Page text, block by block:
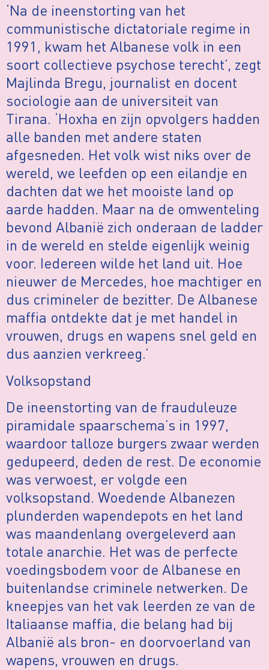
‘Na de ineenstorting van het
communistische dictatoriale regime in
1991, kwam het Albanese volk in een
soort collectieve psychose terecht’, zegt
Majlinda Bregu, journalist en docent
sociologie aan de universiteit van
Tirana. ‘Hoxha en zijn opvolgers hadden
alle banden met andere staten
afgesneden. Het volk wist niks over de
wereld, we leefden op een eilandje en
dachten dat we het mooiste land op
aarde hadden. Maar na de omwenteling
bevond Albanië zich onderaan de ladder
in de wereld en stelde eigenlijk weinig
voor. Iedereen wilde het land uit. Hoe
nieuwer de Mercedes, hoe machtiger en
dus crimineler de bezitter. De Albanese
maffia ontdekte dat je met handel in
vrouwen, drugs en wapens snel geld en
dus aanzien verkreeg.’
Volksopstand
De ineenstorting van de frauduleuze
piramidale spaarschema’s in 1997,
waardoor talloze burgers zwaar werden
gedupeerd, deden de rest. De economie
was verwoest, er volgde een
volksopstand. Woedende Albanezen
plunderden wapendepots en het land
was maandenlang overgeleverd aan
totale anarchie. Het was de perfecte
voedingsbodem voor de Albanese en
buitenlandse criminele netwerken. De
kneepjes van het vak leerden ze van de
Italiaanse maffia, die belang had bij
Albanië als bron- en doorvoerland van
wapens, vrouwen en drugs.